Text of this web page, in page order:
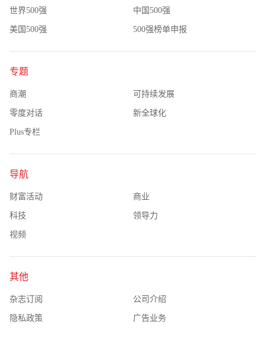
世界500强 中国500强
美国500强 500强榜单申报
专题
商潮 可持续发展
零度对话 新全球化
Plus专栏
导航
财富活动 商业
科技 领导力
视频
其他
杂志订阅 公司介绍
隐私政策 广告业务